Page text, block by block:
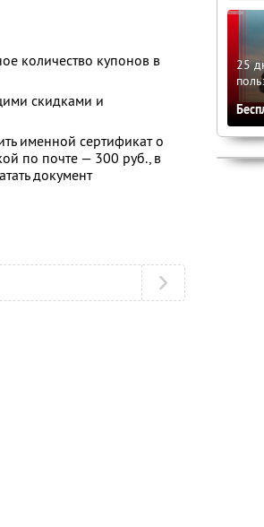
количество купонов в
скидками и
именной сертификат о
по почте — 300 руб., в
документ
25